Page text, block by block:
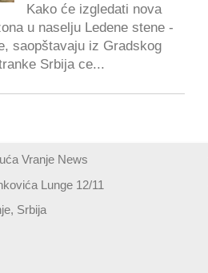
Kako će izgledati nova
u naselju Ledene stene -
saopštavaju iz Gradskog
Srbija ce...
Vranje News
Lunge 12/11
Srbija